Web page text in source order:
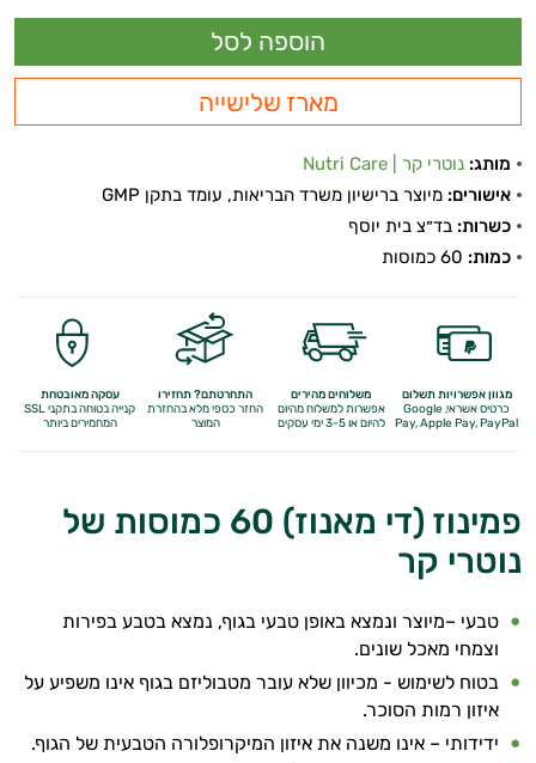
ויטמינים ליפוזומליים
מולטי ויטמינים
Q10
אומגה 3
ויטמין A
ויטמין B
ויטמין C
ויטמין D
ויטמין E
מארז שלישייה
מותג: נוטרי קר | Nutri Care
אישורים: מיוצר ברישיון משרד הבריאות, עומד בתקן GMP
כשרות: בד״צ בית יוסף
כמות:
מגוון אפשרויות תשלום
כרטיס אשראי, Google
Pay,Apple Pay, PayPal
משלוחים מהירים
אפשרות למשלוח מהיום
להיום או 3-5 ימי עסקים
התחרטתם? תחזירו
החזר כספי מלאבהחזרת
המוצר
עסקה מאובטחת
קנייה בטוחה בתקני SSL
המחמירים ביותר
פמינוז (די מאנוז) 60 כמוסות של
נוטרי קר
טבעי –מיוצר ונמצא באופן טבעי בגוף, נמצא בטבע בפירות
וצמחי מאכל שונים.
בטוח לשימוש - מכיוון שלא עובר מטבוליזם בגוף אינו משפיע על
איזון רמות הסוכר.
ידידותי – אינו משנה את איזון המיקרופלורה הטבעית של הגוף.